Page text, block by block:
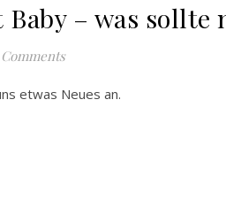
– was sollte
Comments
etwas Neues an.